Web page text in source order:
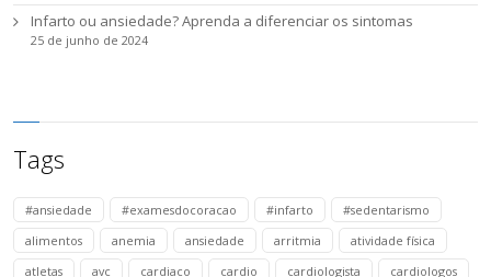
Infarto ou ansiedade? Aprenda a diferenciar os sintomas
25 de junho de 2024
Tags
#ansiedade #examesdocoracao #infarto
#sedentarismo
alimentos
anemia ansiedade arritmia
atividade física
atletas
avc cardiaco cardio cardiologista cardiologos